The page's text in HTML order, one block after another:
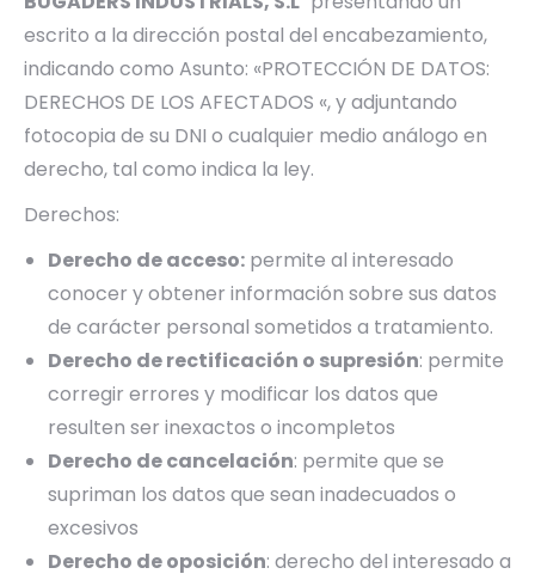
escrito a la dirección postal del encabezamiento,
indicando como Asunto: «PROTECCIÓN DE DATOS:
DERECHOS DE LOS AFECTADOS «, y adjuntando
fotocopia de su DNI o cualquier medio análogo en
derecho, tal como indica la ley.
Derechos:
Derecho de acceso: permite al interesado
conocer y obtener información sobre sus datos
de carácter personal sometidos a tratamiento.
Derecho de rectificación o supresión: permite
corregir errores y modificar los datos que
resulten ser inexactos o incompletos
Derecho de cancelación: permite que se
supriman los datos que sean inadecuados o
excesivos
Derecho de oposición: derecho del interesado a